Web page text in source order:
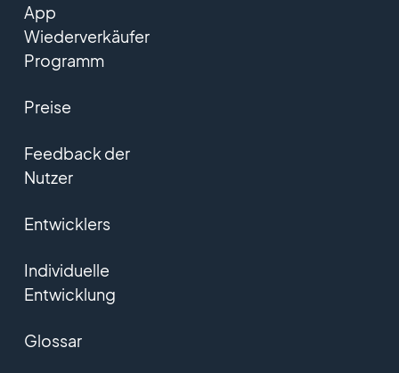
App
Wiederverkäufer
Programm
Preise
Feedback der
Nutzer
Entwicklers
Individuelle
Entwicklung
Glossar